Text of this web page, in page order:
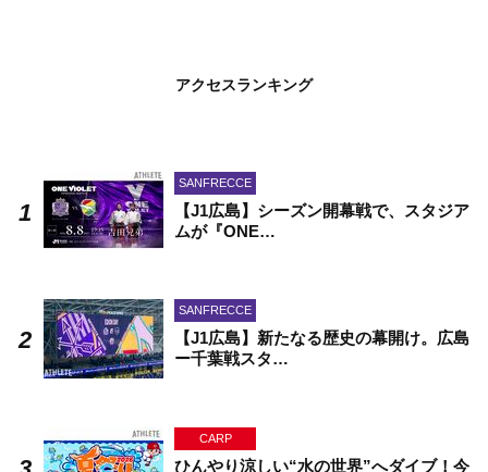
アクセスランキング
SANFRECCE
【J1広島】シーズン開幕戦で、スタジア
ムが『ONE…
SANFRECCE
【J1広島】新たなる歴史の幕開け。広島
ー千葉戦スタ…
CARP
ひんやり涼しい“水の世界”へダイブ！今